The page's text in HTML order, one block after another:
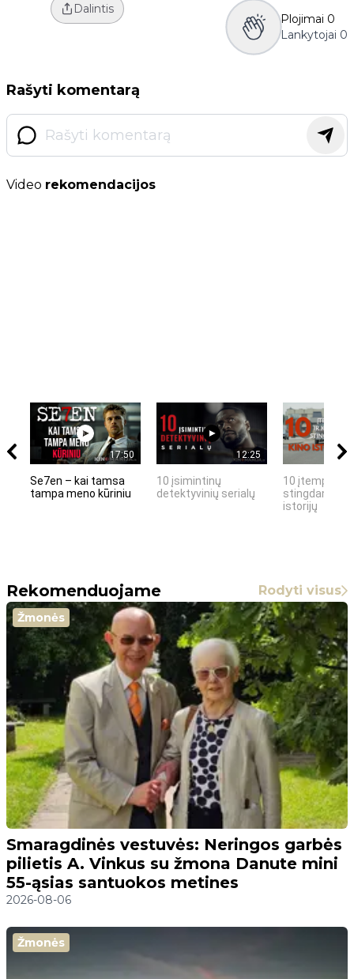
Dalintis
Plojimai 0
Lankytojai 0
Rašyti komentarą
Video rekomendacijos
17:50
Se7en – kai tamsa
tampa meno kūriniu
12:25
10 įsimintinų
detektyvinių serialų
10 įtemptų,
stingdančių
istorijų
Rekomenduojame Rodyti visus
Žmonės
Smaragdinės vestuvės: Neringos garbės
pilietis A. Vinkus su žmona Danute mini
55-ąsias santuokos metines
2026-08-06
Žmonės